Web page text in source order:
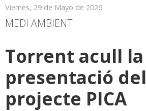
Viernes, 29 de Mayo de 2026
MEDI AMBIENT
Torrent acull la
presentació del
projecte PICA